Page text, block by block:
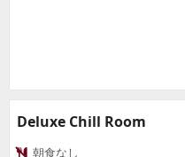
Deluxe Chill Room
朝食なし